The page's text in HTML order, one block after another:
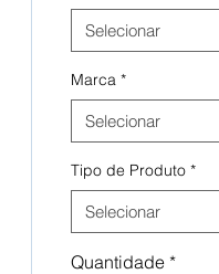
Selecionar
Marca *
Selecionar
Tipo de Produto *
Selecionar
Quantidade *